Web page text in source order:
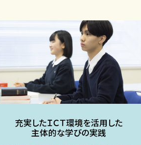
充実したＩＣＴ環境を活用した
主体的な学びの実践